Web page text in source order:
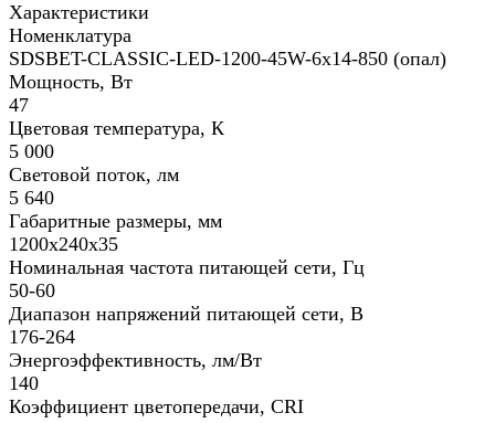
Характеристики
Номенклатура
SDSBET-CLASSIC-LED-1200-45W-6x14-850 (опал)
Мощность, Вт
47
Цветовая температура, К
5 000
Световой поток, лм
5 640
Габаритные размеры, мм
1200х240х35
Номинальная частота питающей сети, Гц
50-60
Диапазон напряжений питающей сети, В
176-264
Энергоэффективность, лм/Вт
140
Коэффициент цветопередачи, CRI